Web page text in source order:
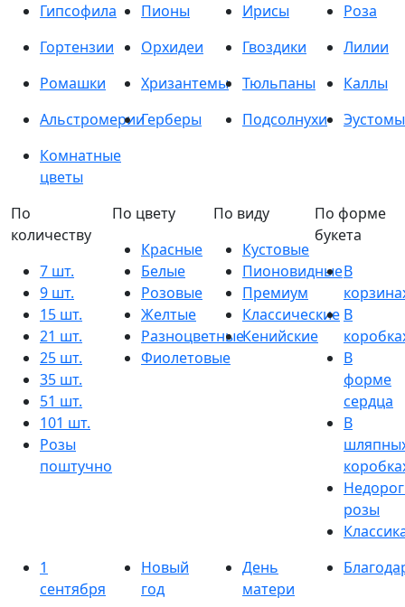
Гипсофила Пионы Ирисы
Роза
Гортензии
Орхидеи Гвоздики
Лилии
Ромашки
Хризантемы Тюльпаны
Каллы
АльстромерииГерберы Подсолнухи
Эустомы
Комнатные
цветы
По
количеству
7 шт.
9 шт.
15 шт.
21 шт.
25 шт.
35 шт.
51 шт.
101 шт.
Розы
поштучно
По цвету
Красные
Белые
Розовые
Желтые
Разноцветные
Фиолетовые
По виду
Кустовые
Пионовидные
Премиум
Классические
Кенийские
По форме
букета
В
В
В
форме
сердца
В
розы
1
сентября
Новый
год
День
матери